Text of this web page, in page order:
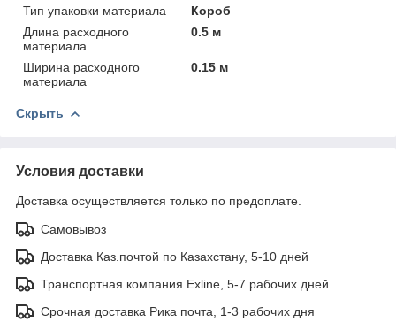
Тип упаковки материала
Короб
Длина расходного
материала
0.5 м
Ширина расходного
материала
0.15 м
Скрыть
Условия доставки
Доставка осуществляется только по предоплате.
Самовывоз
Доставка Каз.почтой по Казахстану, 5-10 дней
Транспортная компания Exline, 5-7 рабочих дней
Срочная доставка Рика почта, 1-3 рабочих дня